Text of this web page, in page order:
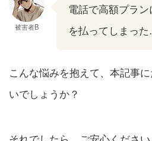
被害者B
電話で高額プラ
を払ってしまっ
こんな悩みを抱えて、本記事
いでしょうか？